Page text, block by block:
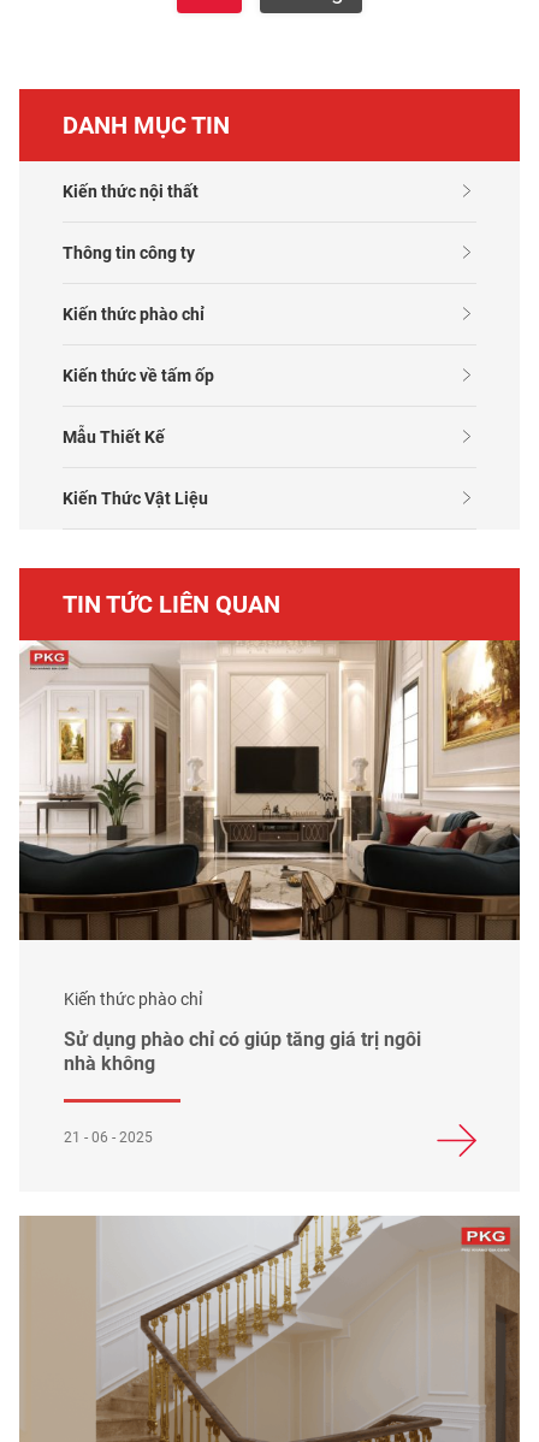
DANH MỤC TIN
Kiến thức nội thất
Thông tin công ty
Kiến thức phào chỉ
Kiến thức về tấm ốp
Mẫu Thiết Kế
Kiến Thức Vật Liệu
TIN TỨC LIÊN QUAN
Kiến thức phào chỉ
Sử dụng phào chỉ có giúp tăng giá trị ngôi
nhà không
21 - 06 - 2025